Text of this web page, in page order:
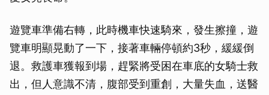
遊覽車準備右轉，此時機車快速騎來，發生擦撞，遊
覽車明顯晃動了一下，接著車輛停頓約3秒，緩緩倒
退。救護車獲報到場，趕緊將受困在車底的女騎士救
出，但人意識不清，腹部受到重創，大量失血，送醫